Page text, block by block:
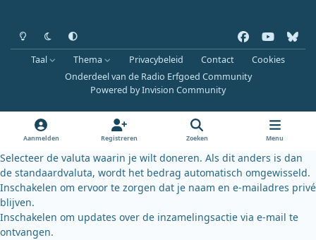
Heldere modus
Donkere modus
Systeemvoorkeur
a
c
e
k
o
u
b
l
u
k
y
Taal Thema Privacybeleid Contact
Cookies
Onderdeel van de Radio Erfgoed Community
Powered byInvision Community
Aanmelden Registreren Zoeken Menu
Selecteer de valuta waarin je wilt doneren. Als dit anders is dan
de standaardvaluta, wordt het bedrag automatisch omgewisseld.
Inschakelen om ervoor te zorgen dat je naam en e-mailadres privé
blijven.
Inschakelen om updates over de inzamelingsactie via e-mail te
ontvangen.